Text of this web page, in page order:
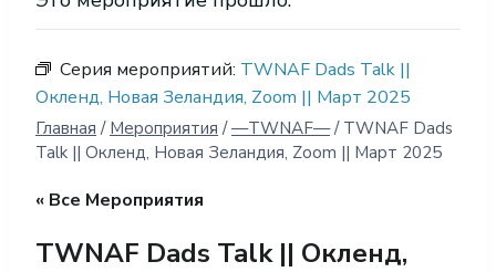
Серия мероприятий: TWNAF Dads Talk ||
Окленд, Новая Зеландия, Zoom || Март 2025
Главная / Мероприятия / —TWNAF— / TWNAF Dads
Talk || Окленд, Новая Зеландия, Zoom || Март 2025
« Все Мероприятия
TWNAF Dads Talk || Окленд,